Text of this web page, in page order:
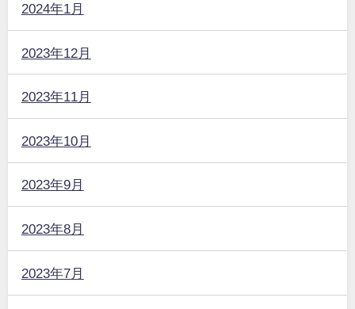
2024年1月
2023年12月
2023年11月
2023年10月
2023年9月
2023年8月
2023年7月